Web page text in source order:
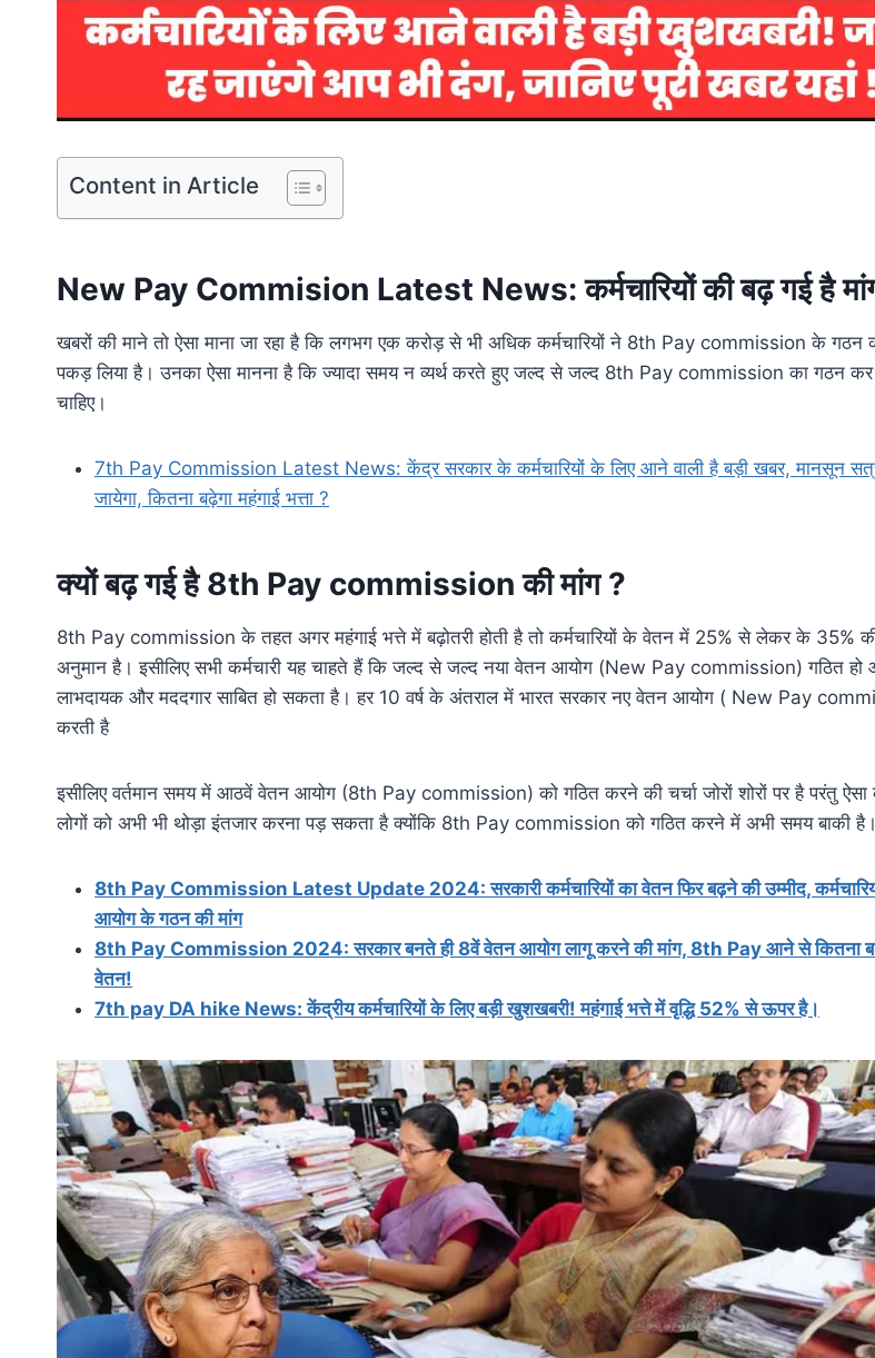
Content in Article
New Pay Commision Latest News: कर्मचारियों की बढ़ गई है
खबरों की माने तो ऐसा माना जा रहा है कि लगभग एक करोड़ से भी अधिक कर्मचारियों ने 8th Pay commission के गठन
पकड़ लिया है। उनका ऐसा मानना है कि ज्यादा समय न व्यर्थ करते हुए जल्द से जल्द 8th Pay commission का गठन कर
चाहिए।
7th Pay Commission Latest News: केंद्र सरकार के कर्मचारियों के लिए आने वाली है बड़ी खबर, मानसून
जायेगा, कितना बढ़ेगा महंगाई भत्ता ?
क्यों बढ़ गई है 8th Pay commission की मांग ?
8th Pay commission के तहत अगर महंगाई भत्ते में बढ़ोतरी होती है तो कर्मचारियों के वेतन में 25% से लेकर के 35% की
अनुमान है। इसीलिए सभी कर्मचारी यह चाहते हैं कि जल्द से जल्द नया वेतन आयोग (New Pay commission) गठित
लाभदायक और मददगार साबित हो सकता है। हर 10 वर्ष के अंतराल में भारत सरकार नए वेतन आयोग ( New Pay
करती है
इसीलिए वर्तमान समय में आठवें वेतन आयोग (8th Pay commission) को गठित करने की चर्चा जोरों शोरों पर है परंतु ऐसा
लोगों को अभी भी थोड़ा इंतजार करना पड़ सकता है क्योंकि 8th Pay commission को गठित करने में अभी समय बाकी है।
8th Pay Commission Latest Update 2024: सरकारी कर्मचारियों का वेतन फिर बढ़ने की उम्मीद,
आयोग के गठन की मांग
8th Pay Commission 2024: सरकार बनते ही 8वें वेतन आयोग लागू करने की मांग, 8th Pay आने से कितना
वेतन!
7th pay DA hike News: केंद्रीय कर्मचारियों के लिए बड़ी खुशखबरी! महंगाई भत्ते में वृद्धि 52% से ऊपर है।